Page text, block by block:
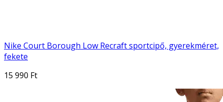
Nike Court Borough Low Recraft sportcipő, gyerekméret,
fekete
15 990 Ft